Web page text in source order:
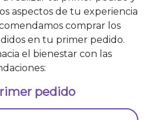
aspectos de tu experiencia
comprar los
en tu primer pedido.
el bienestar con las
pedido